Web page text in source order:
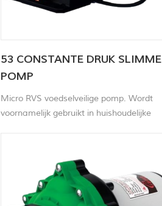
53 CONSTANTE DRUK SLIMME
POMP
Micro RVS voedselveilige pomp. Wordt
voornamelijk gebruikt in huishoudelijke
en andere gebieden.